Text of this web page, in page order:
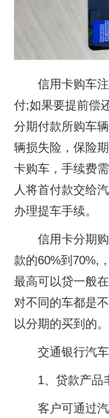
信用卡购车
付;如果要提前偿
分期付款所购车
辆损失险，保险
卡购车，手续费
人将首付款交给
办理提车手续。
信用卡分期
款的60%到70%,
最高可以贷一般
对不同的车都是
以分期的买到的。
交通银行汽
1、贷款产品
客户可通过